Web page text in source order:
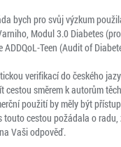
bych pro svůj výzkum
Modul 3.0 Diabetes
Teen (Audit of
verifikací do českého
cestou směrem k autorům
použití by měly být
touto cestou požádala o radu,
Vaši odpověď.